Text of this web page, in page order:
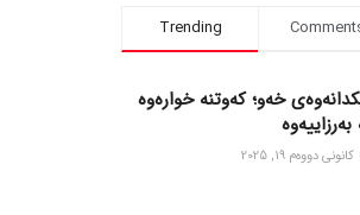
Trending
خەو؛ کەوتنە خوارەوە
بەرزاییەوە
كانونی دووه‌م 19, 2025